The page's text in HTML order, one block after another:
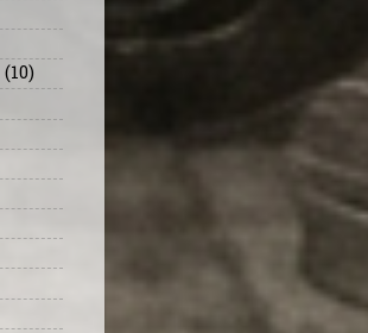
(10)